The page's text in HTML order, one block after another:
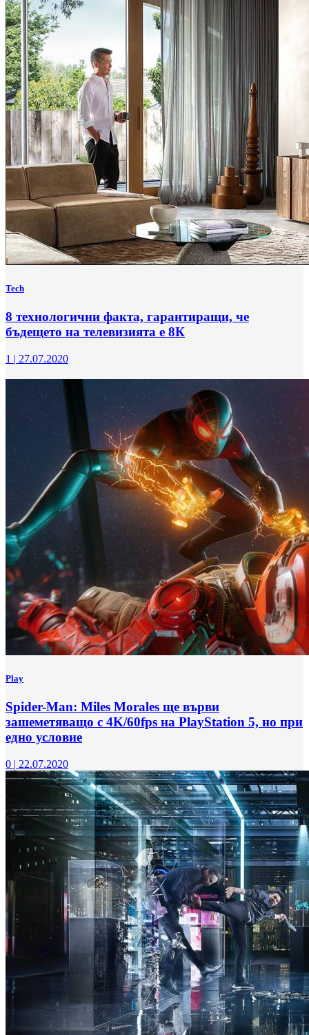
Tech
8 технологични факта, гарантиращи, че
бъдещето на телевизията е 8К
1 | 27.07.2020
Play
Spider-Man: Miles Morales ще върви
зашеметяващо с 4K/60fps на PlayStation 5, но при
едно условие
0 | 22.07.2020